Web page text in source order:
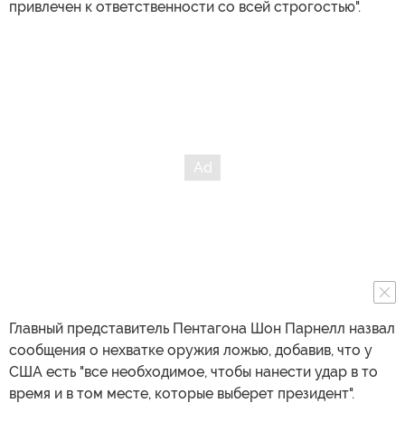
привлечен к ответственности со всей строгостью".
Главный представитель Пентагона Шон Парнелл назвал
сообщения о нехватке оружия ложью, добавив, что у
США есть "все необходимое, чтобы нанести удар в то
время и в том месте, которые выберет президент".